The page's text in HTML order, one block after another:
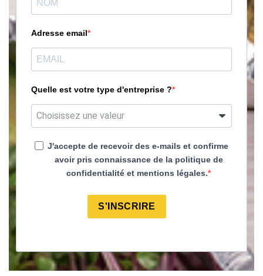
Adresse email
Quelle est votre type d'entreprise ?
J'accepte de recevoir des e-mails et confirme
avoir pris connaissance de la politique de
confidentialité et mentions légales.
S'INSCRIRE